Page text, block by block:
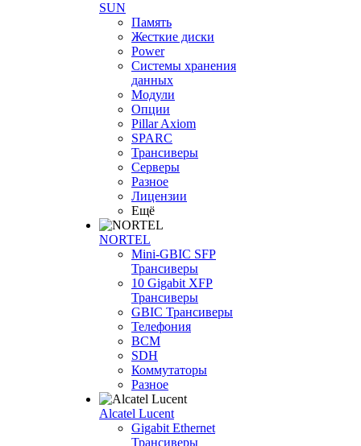
SUN
Память
Жесткие диски
Power
Системы хранения
данных
Модули
Опции
Pillar Axiom
SPARC
Трансиверы
Серверы
Разное
Лицензии
Ещё
NORTEL
Mini-GBIC SFP
Трансиверы
10 Gigabit XFP
Трансиверы
GBIC Трансиверы
Телефония
BCM
SDH
Коммутаторы
Разное
Alcatel Lucent
Gigabit Ethernet
Трансиверы